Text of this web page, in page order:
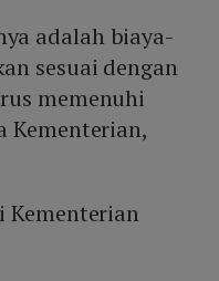
adalah biaya-
sesuai dengan
memenuhi
Kementerian,
Kementerian